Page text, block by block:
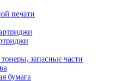
печати
запасные части
бумага